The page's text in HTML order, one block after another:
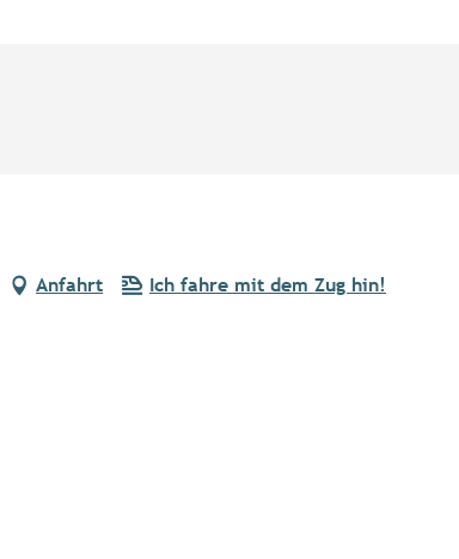
Anfahrt Ich fahre mit dem Zug hin!